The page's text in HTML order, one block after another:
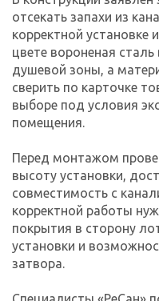
отсекать запахи из
корректной установке
цвете вороненая
душевой зоны, а
сверить по карточке
выборе под условия
помещения.
Перед монтажом
высоту установки,
совместимость с
корректной работы
покрытия в сторону
установки и
затвора.